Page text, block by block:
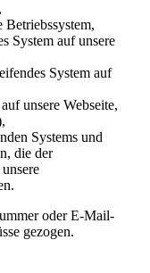
Betriebssystem,
System auf unsere
System auf
unsere Webseite,
Systems und
die der
oder E-Mail-
gezogen.